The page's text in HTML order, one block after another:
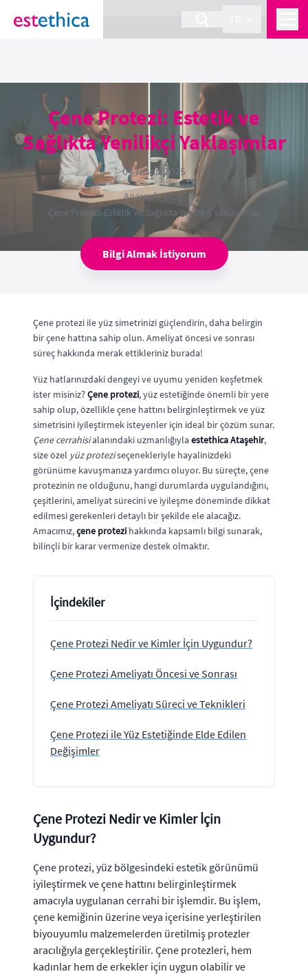
section Service {
Çene Protezi: Estetik ve
Sağlıkta Yenilikçi Yaklaşımlar
04 Nisan 2025
Anasayfa›Blog›
Çene Protezi: Estetik ve Sağlıkta Yenilikçi Yaklaşımlar
Bilgi Almak İstiyorum
Çene protezi ile yüz simetrinizi güçlendirin, daha belirgin
bir çene hattına sahip olun. Ameliyat öncesi ve sonrası
süreç hakkında merak ettikleriniz burada!
Yüz hatlarınızdaki dengeyi ve uyumu yeniden keşfetmek
ister misiniz?Çene protezi, yüz estetiğinde önemli bir yere
sahip olup, özellikle çene hattını belirginleştirmek ve yüz
simetrisini iyileştirmek isteyenler için ideal bir çözüm sunar.
Çene cerrahisialanındaki uzmanlığıyla estethica Ataşehir,
size özel yüz proteziseçenekleriyle hayalinizdeki
görünüme kavuşmanıza yardımcı oluyor. Bu süreçte, çene
protezinin ne olduğunu, hangi durumlarda uygulandığını,
çeşitlerini, ameliyat sürecini ve iyileşme döneminde dikkat
edilmesi gerekenleri detaylı bir şekilde ele alacağız.
Amacımız,çene protezi hakkında kapsamlı bilgi sunarak,
bilinçli bir karar vermenize destek olmaktır.
İçindekiler
Çene Protezi Nedir ve Kimler İçin Uygundur?
Çene Protezi Ameliyatı Öncesi ve Sonrası
Çene Protezi Ameliyatı Süreci ve Teknikleri
Çene Protezi ile Yüz Estetiğinde Elde Edilen
Değişimler
Çene Protezi Nedir ve Kimler İçin
Uygundur?
Çene protezi, yüz bölgesindeki estetik görünümü
iyileştirmek ve çene hattını belirginleştirmek
amacıyla uygulanan cerrahi bir işlemdir. Bu işlem,
çene kemiğinin üzerine veya içerisine yerleştirilen
biyouyumlu malzemelerden üretilmiş protezler
aracılığıyla gerçekleştirilir. Çene protezleri, hem
kadınlar hem de erkekler için uygun olabilir ve